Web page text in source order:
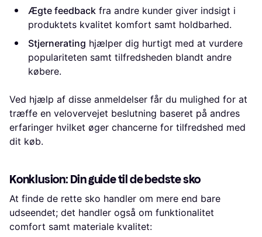
Ægte feedback fra andre kunder giver indsigt i
produktets kvalitet komfort samt holdbarhed.
Stjernerating hjælper dig hurtigt med at vurdere
populariteten samt tilfredsheden blandt andre
købere.
Ved hjælp af disse anmeldelser får du mulighed for at
træffe en velovervejet beslutning baseret på andres
erfaringer hvilket øger chancerne for tilfredshed med
dit køb.
Konklusion: Din guide til de bedste sko
At finde de rette sko handler om mere end bare
udseendet; det handler også om funktionalitet
comfort samt materiale kvalitet: